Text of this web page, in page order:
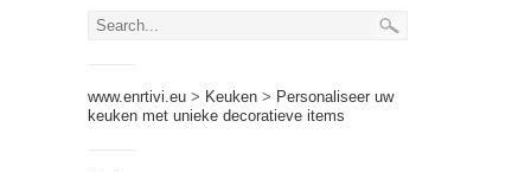
www.enrtivi.eu > Keuken > Personaliseer uw
keuken met unieke decoratieve items